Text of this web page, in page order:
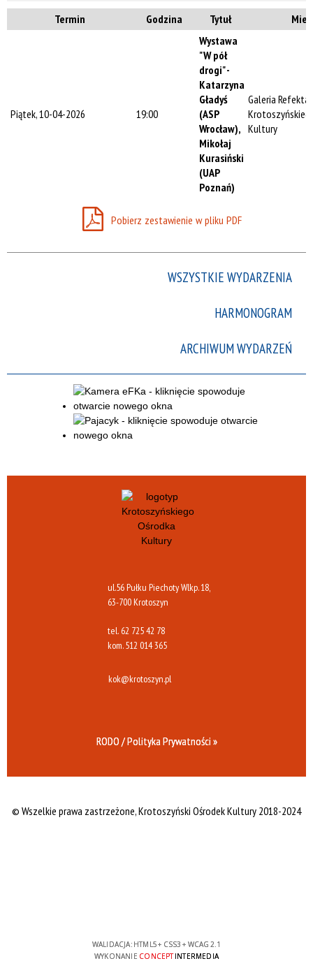
Miejsce
Promowane
Termin Godzina Tytuł
Piątek, 10-04-2026 19:00
Wystawa
"W pół
drogi" -
Katarzyna
Gładyś
(ASP
Wrocław),
Mikołaj
Kurasiński
(UAP
Poznań)
Galeria
Kultury
Pobierz zestawienie w pliku PDF
WSZYSTKIE WYDARZENIA
HARMONOGRAM
ARCHIWUM WYDARZEŃ
ul.56 Pułku Piechoty Wlkp. 18,
63-700 Krotoszyn
tel. 62 725 42 78
kom.512 014 365
kok@krotoszyn.pl
RODO / Polityka Prywatności »
© Wszelkie prawa zastrzeżone,Krotoszyński Ośrodek Kultury 2018-2024
WALIDACJA: HTML5+ CSS3 + WCAG 2.1
WYKONANIE CONCEPTINTERMEDIA